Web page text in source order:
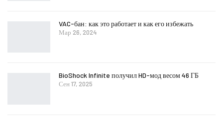
VAC-бан: как это работает и как его избежать
Мар 26, 2024
BioShock Infinite получил HD-мод весом 46 ГБ
Сен 17, 2025